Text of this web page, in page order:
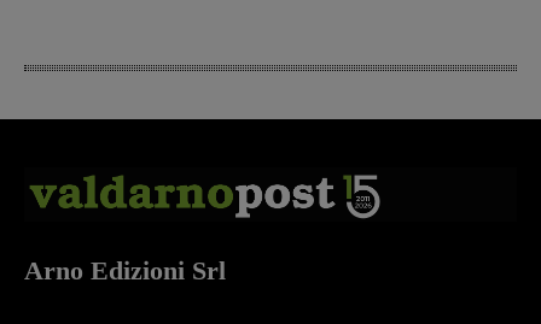
Arno Edizioni Srl